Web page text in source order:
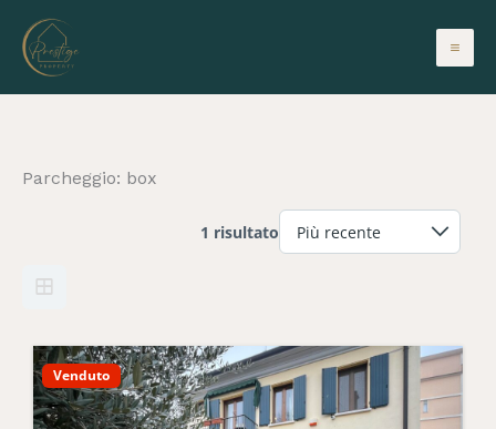
contenuto
Parcheggio: box
1 risultato
Venduto